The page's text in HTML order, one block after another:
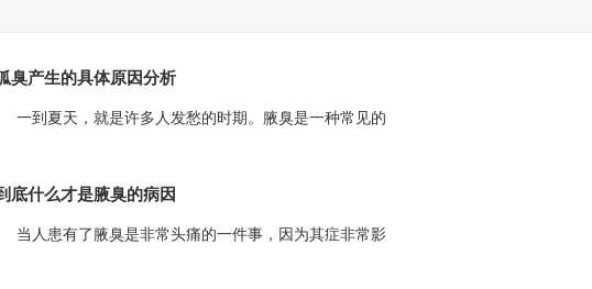
臭产生的具体原因分析
夏天，就是许多人发愁的时期。腋臭是一种常见的
底什么才是腋臭的病因
患有了腋臭是非常头痛的一件事，因为其症非常影